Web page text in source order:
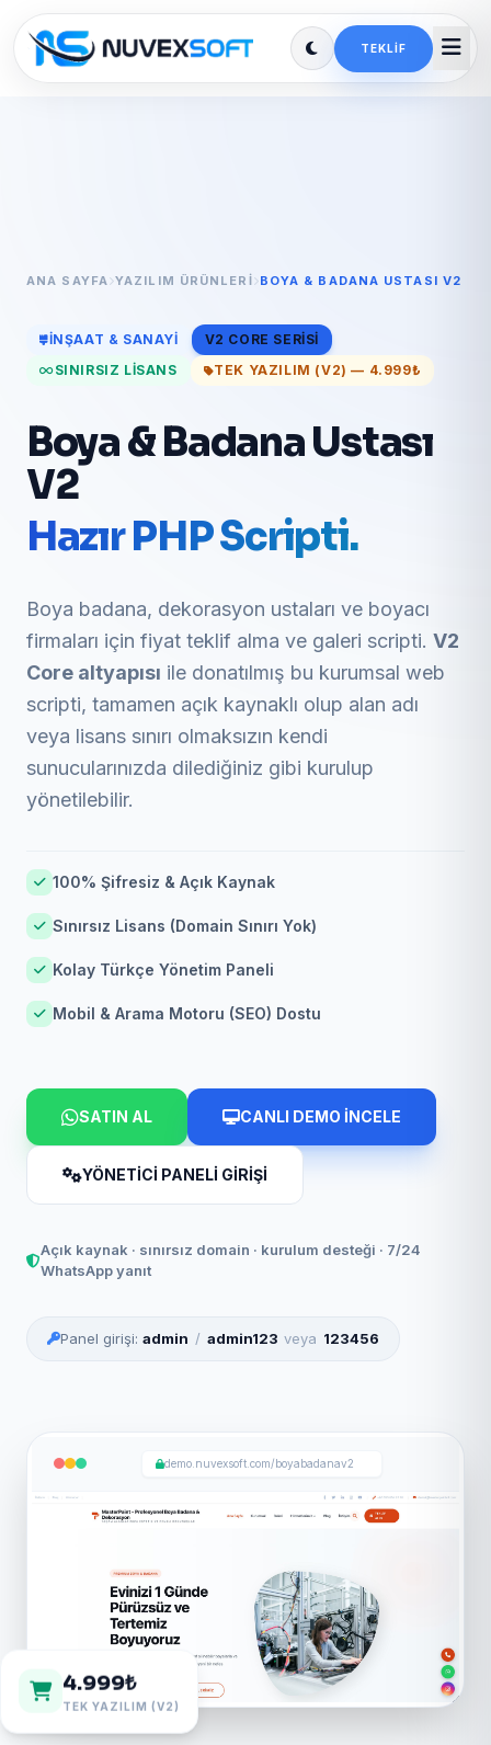
TEKLIF
ANA SAYFA YAZILIM ÜRÜNLERI BOYA & BADANA USTASI V2
İNŞAAT & SANAYI
V2 CORE SERISI
SINIRSIZ LISANS
TEK YAZILIM (V2) — 4.999₺
Boya & Badana Ustası
V2
Hazır PHP Scripti.
Boya badana, dekorasyon ustaları ve boyacı
firmaları için fiyat teklif alma ve galeri scripti. V2
Core altyapısı ile donatılmış bu kurumsal web
scripti, tamamen açık kaynaklı olup alan adı
veya lisans sınırı olmaksızın kendi
sunucularınızda dilediğiniz gibi kurulup
yönetilebilir.
100% Şifresiz & Açık Kaynak
Sınırsız Lisans (Domain Sınırı Yok)
Kolay Türkçe Yönetim Paneli
Mobil & Arama Motoru (SEO) Dostu
SATIN AL CANLI DEMO İNCELE
YÖNETİCİ PANELİ GİRİŞİ
Açık kaynak · sınırsız domain · kurulum desteği · 7/24
WhatsApp yanıt
Panel girişi:admin / admin123 veya 123456
demo.nuvexsoft.com/boyabadanav2
4.999₺
TEK YAZILIM (V2)